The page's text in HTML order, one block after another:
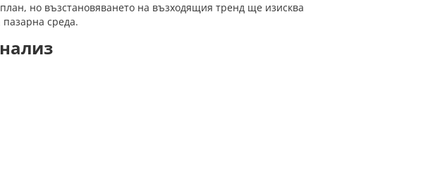
но възстановяването на възходящия тренд ще изисква
среда.